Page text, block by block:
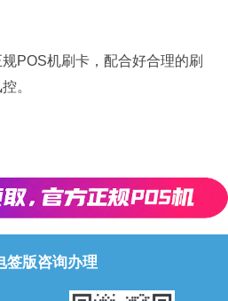
POS机刷卡，配合好合理的刷
。
签版咨询办理